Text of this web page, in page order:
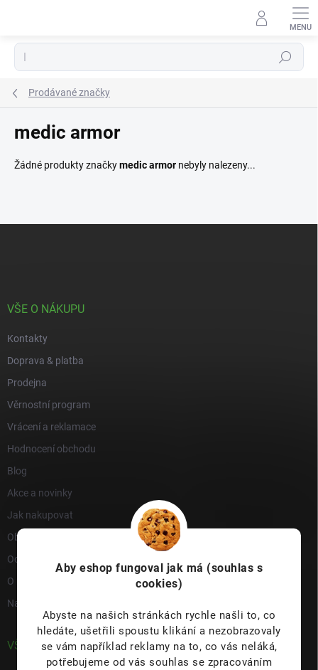
Aby eshop fungoval jak má (souhlas s
cookies)
Abyste na našich stránkách rychle našli to, co
hledáte, ušetřili spoustu klikání a nezobrazovaly
se vám například reklamy na to, co vás neláká,
potřebujeme od vás souhlas se zpracováním
Hledat
Prodávané značky
medic armor
Žádné produkty značkymedic armor nebyly nalezeny...
VŠE O NÁKUPU
Kontakty
Doprava & platba
Prodejna
Věrnostní program
Vrácení a reklamace
Hodnocení obchodu
Blog
Akce a novinky
Jak nakupovat
Obchodní podmínky
Ochrana osobních údajů
O nás
Napište nám
VŠE O NÁS